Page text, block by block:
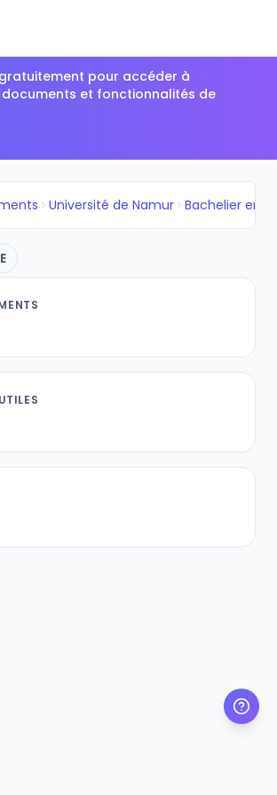
pour accéder à
et fonctionnalités de
Université de Namur Bachelier en